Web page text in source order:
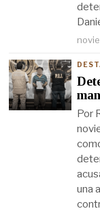
Por
una